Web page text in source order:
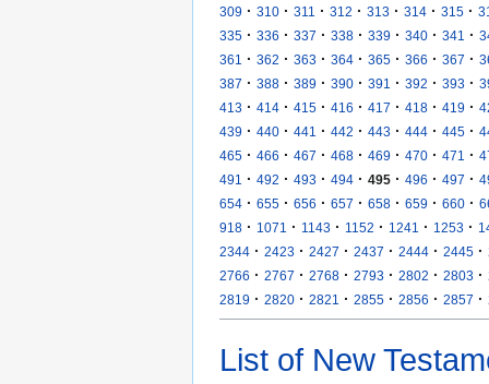
309 · 310 · 311 · 312 · 313 · 314 · 315 ·
335 · 336 · 337 · 338 · 339 · 340 · 341 ·
361
· 362 · 363 · 364 · 365 · 366 · 367 ·
387 · 388 · 389 · 390 · 391 · 392 · 393 ·
413 · 414 · 415 · 416 · 417 · 418 · 419 ·
439 · 440 · 441 · 442 · 443 · 444 · 445 ·
465 · 466 · 467 · 468 · 469 · 470 · 471 ·
491
· 492 · 493 · 494 · 495 · 496 · 497 ·
654 · 655 · 656 · 657 · 658 · 659 · 660 ·
918 · 1071 · 1143 · 1152 · 1241 · 1253 ·
2344 · 2423 · 2427 · 2437 · 2444 · 2445 ·
2766 · 2767 · 2768 · 2793 · 2802 · 2803 ·
2819 · 2820 · 2821 · 2855 · 2856 · 2857 ·
List of New